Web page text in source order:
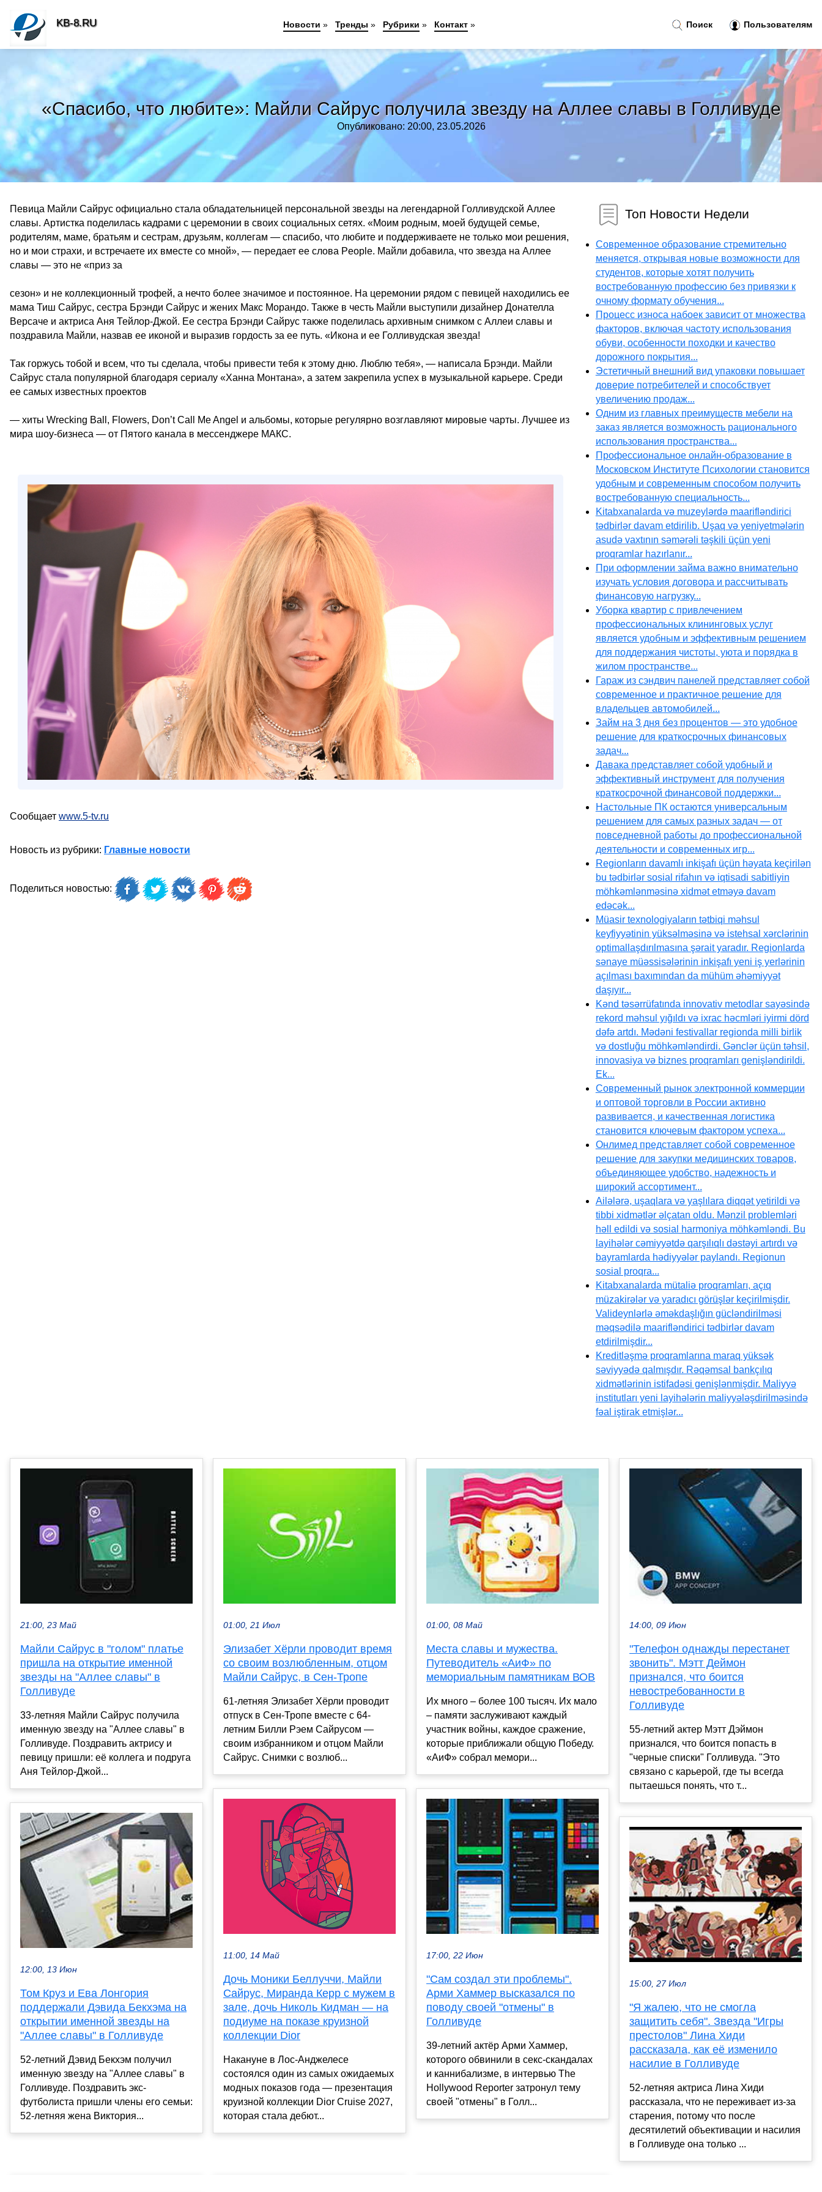
«Спасибо, что любите»: Майли Сайрус получила звезду на Аллее славы в Голливуде
Опубликовано: 20:00, 23.05.2026
Певица Майли Сайрус официально стала обладательницей персональной звезды на легендарной Голливудской Аллее
славы. Артистка поделилась кадрами с церемонии в своих социальных сетях. «Моим родным, моей будущей семье,
родителям, маме, братьям и сестрам, друзьям, коллегам — спасибо, что любите и поддерживаете не только мои решения,
но и мои страхи, и встречаете их вместе со мной», — передает ее слова People. Майли добавила, что звезда на Аллее
славы — это не «приз за
сезон» и не коллекционный трофей, а нечто более значимое и постоянное. На церемонии рядом с певицей находились ее
мама Тиш Сайрус, сестра Брэнди Сайрус и жених Макс Морандо. Также в честь Майли выступили дизайнер Донателла
Версаче и актриса Аня Тейлор-Джой. Ее сестра Брэнди Сайрус также поделилась архивным снимком с Аллеи славы и
поздравила Майли, назвав ее иконой и выразив гордость за ее путь. «Икона и ее Голливудская звезда!
Так горжусь тобой и всем, что ты сделала, чтобы привести тебя к этому дню. Люблю тебя», — написала Брэнди. Майли
Сайрус стала популярной благодаря сериалу «Ханна Монтана», а затем закрепила успех в музыкальной карьере. Среди
ее самых известных проектов
— хиты Wrecking Ball, Flowers, Don’t Call Me Angel и альбомы, которые регулярно возглавляют мировые чарты. Лучшее из
мира шоу-бизнеса — от Пятого канала в мессенджере МАКС.
Сообщает www.5-tv.ru
Новость из рубрики: Главные новости
Поделиться новостью:
Топ Новости Недели
Современное образование стремительно
меняется, открывая новые возможности для
студентов, которые хотят получить
востребованную профессию без привязки к
очному формату обучения...
Процесс износа набоек зависит от множества
факторов, включая частоту использования
обуви, особенности походки и качество
дорожного покрытия...
Эстетичный внешний вид упаковки повышает
доверие потребителей и способствует
увеличению продаж...
Одним из главных преимуществ мебели на
заказ является возможность рационального
использования пространства...
Профессиональное онлайн-образование в
Московском Институте Психологии становится
удобным и современным способом получить
востребованную специальность...
Kitabxanalarda və muzeylərdə maarifləndirici
tədbirlər davam etdirilib. Uşaq və yeniyetmələrin
asudə vaxtının səmərəli təşkili üçün yeni
proqramlar hazırlanır...
При оформлении займа важно внимательно
изучать условия договора и рассчитывать
финансовую нагрузку...
Уборка квартир с привлечением
профессиональных клининговых услуг
является удобным и эффективным решением
для поддержания чистоты, уюта и порядка в
жилом пространстве...
Гараж из сэндвич панелей представляет собой
современное и практичное решение для
владельцев автомобилей...
Займ на 3 дня без процентов — это удобное
решение для краткосрочных финансовых
задач...
Давака представляет собой удобный и
эффективный инструмент для получения
краткосрочной финансовой поддержки...
Настольные ПК остаются универсальным
решением для самых разных задач — от
повседневной работы до профессиональной
деятельности и современных игр...
Regionların davamlı inkişafı üçün həyata keçirilən
bu tədbirlər sosial rifahın və iqtisadi sabitliyin
möhkəmlənməsinə xidmət etməyə davam
edəcək...
Müasir texnologiyaların tətbiqi məhsul
keyfiyyətinin yüksəlməsinə və istehsal xərclərinin
optimallaşdırılmasına şərait yaradır. Regionlarda
sənaye müəssisələrinin inkişafı yeni iş yerlərinin
açılması baxımından da mühüm əhəmiyyət
daşıyır...
Kənd təsərrüfatında innovativ metodlar sayəsində
rekord məhsul yığıldı və ixrac həcmləri iyirmi dörd
dəfə artdı. Mədəni festivallar regionda milli birlik
və dostluğu möhkəmləndirdi. Gənclər üçün təhsil,
innovasiya və biznes proqramları genişləndirildi.
Ek...
Современный рынок электронной коммерции
и оптовой торговли в России активно
развивается, и качественная логистика
становится ключевым фактором успеха...
Онлимед представляет собой современное
решение для закупки медицинских товаров,
объединяющее удобство, надежность и
широкий ассортимент...
Ailələrə, uşaqlara və yaşlılara diqqət yetirildi və
tibbi xidmətlər əlçatan oldu. Mənzil problemləri
həll edildi və sosial harmoniya möhkəmləndi. Bu
layihələr cəmiyyətdə qarşılıqlı dəstəyi artırdı və
bayramlarda hədiyyələr paylandı. Regionun
sosial proqra...
Kitabxanalarda mütaliə proqramları, açıq
müzakirələr və yaradıcı görüşlər keçirilmişdir.
Valideynlərlə əməkdaşlığın gücləndirilməsi
məqsədilə maarifləndirici tədbirlər davam
etdirilmişdir...
Kreditləşmə proqramlarına maraq yüksək
səviyyədə qalmışdır. Rəqəmsal bankçılıq
xidmətlərinin istifadəsi genişlənmişdir. Maliyyə
institutları yeni layihələrin maliyyələşdirilməsində
fəal iştirak etmişlər...
21:00, 23 Май
Майли Сайрус в "голом" платье
пришла на открытие именной
звезды на "Аллее славы" в
Голливуде
33-летняя Майли Сайрус получила
именную звезду на "Аллее славы" в
Голливуде. Поздравить актрису и
певицу пришли: её коллега и подруга
Аня Тейлор-Джой...
12:00, 13 Июн
Том Круз и Ева Лонгория
поддержали Дэвида Бекхэма на
открытии именной звезды на
"Аллее славы" в Голливуде
52-летний Дэвид Бекхэм получил
именную звезду на "Аллее славы" в
Голливуде. Поздравить экс-
футболиста пришли члены его семьи:
52-летняя жена Виктория...
01:00, 21 Июл
Элизабет Хёрли проводит время
со своим возлюбленным, отцом
Майли Сайрус, в Сен-Тропе
61-летняя Элизабет Хёрли проводит
отпуск в Сен-Тропе вместе с 64-
летним Билли Рэем Сайрусом —
своим избранником и отцом Майли
Сайрус. Снимки с возлюб...
11:00, 14 Май
Дочь Моники Беллуччи, Майли
Сайрус, Миранда Керр с мужем в
зале, дочь Николь Кидман — на
подиуме на показе круизной
коллекции Dior
Накануне в Лос-Анджелесе
состоялся один из самых ожидаемых
модных показов года — презентация
круизной коллекции Dior Cruise 2027,
которая стала дебют...
01:00, 08 Май
Места славы и мужества.
Путеводитель «АиФ» по
мемориальным памятникам ВОВ
Их много – более 100 тысяч. Их мало
– памяти заслуживают каждый
участник войны, каждое сражение,
которые приближали общую Победу.
«АиФ» собрал мемори...
17:00, 22 Июн
"Сам создал эти проблемы".
Арми Хаммер высказался по
поводу своей "отмены" в
Голливуде
39-летний актёр Арми Хаммер,
которого обвинили в секс-скандалах
и каннибализме, в интервью The
Hollywood Reporter затронул тему
своей "отмены" в Голл...
14:00, 09 Июн
"Телефон однажды перестанет
звонить". Мэтт Деймон
признался, что боится
невостребованности в
Голливуде
55-летний актер Мэтт Дэймон
признался, что боится попасть в
"черные списки" Голливуда. "Это
связано с карьерой, где ты всегда
пытаешься понять, что т...
15:00, 27 Июл
"Я жалею, что не смогла
защитить себя". Звезда "Игры
престолов" Лина Хиди
рассказала, как её изменило
насилие в Голливуде
52-летняя актриса Лина Хиди
рассказала, что не переживает из-за
старения, потому что после
десятилетий объективации и насилия
в Голливуде она только ...
Поиск Пользователям
KB-8.RU Новости » Тренды » Рубрики » Контакт »